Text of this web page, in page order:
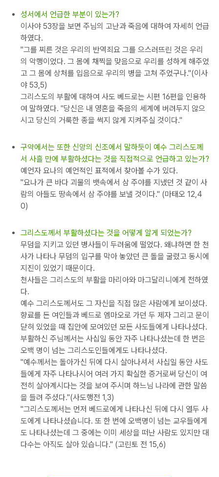
성서에서 언급한 부분이 있는가?
이사야 53장을 보면 주님의 고난과 죽음에 대하여 자세히 언급
하였다.
"그를 찌른 것은 우리의 반역죄요 그를 으스러뜨린 것은 우리
의 악행이었다. 그 몸에 채찍을 맞음으로 우리를 성하게 해주었
고 그 몸에 상처를 입음으로 우리의 병을 고쳐 주었구나."(이사
야 53,5)
그리스도의 부활에 대하여 사도 베드로는 시편 16편을 인용하
여 말하였다. "당신은 내 영혼을 죽음의 세계에 버려두지 않으
시고 당신의 거룩한 종을 썩지 않게 지켜주실 것이다."
구약에서는 또한 신앙의 신조에서 말하듯이 예수 그리스도께
서 사흘 만에 부활하셨다는 것을 직접적으로 언급하고 있는가?
예언자 요나의 예언적인 표적에서 찾아볼 수가 있다.
"요나가 큰 바다 괴물의 뱃속에서 삼 주야를 지냈던 것 같이 사
람의 아들도 땅속에서 삼 주야를 보낼 것이다." (마태오 12,4
0)
그리스도께서 부활하셨다는 것을 어떻게 알게 되었는가?
무덤을 지키고 있던 병사들이 두려움에 떨었다. 왜냐하면 한 천
사가 나타나 무덤의 입구를 막아 놓았던 큰 돌을 굴렸고 동시에
지진이 있었기 때문이다.
천사들은 그리스도의 부활을 마리아와 마그달리니에게 전하였
다.
예수 그리스도께서도 그 자신을 직접 많은 사람에게 보이셨다.
향료를 든 여인들과 베드로 엠마오로 가던 두 제자 그리고 문이
닫혀 있었을 때 집안에 모여있던 모든 사도들에게 나타나셨다.
부활하신 주님께서는 사십일 동안 자주 나타나셨는데 한 번은
오백 명이 넘는 그리스도인들에게도 나타나셨다.
"예수께서는 돌아가신 뒤에 다시 살아나셔서 사십일 동안 사도
들에게 자주 나타나시어 여러 가지 확실한 증거로써 당신이 여
전히 살아계시다는 것을 보여 주시며 하느님 나라에 관한 말씀
을 들려 주셨다."(사도행전 1,3)
"그리스도께서는 먼저 베드로에게 나타나신 뒤에 다시 열두 사
도에게 나타나셨습니다. 또 한 번에 오백명이 넘는 교우들에게
도 나타나셨는데 그 중에는 이미 세상을 떠난 사람도 있지만 대
다수는 아직도 살아 있습니다." (고린토 전 15,6)